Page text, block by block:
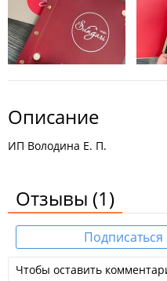
Описание
ИП Володина Е. П.
Отзывы (1)
Чтобы оставить